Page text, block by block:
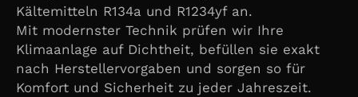
Kältemitteln R134a und R1234yf an.
Mit modernster Technik prüfen wir Ihre
Klimaanlage auf Dichtheit, befüllen sie exakt
nach Herstellervorgaben und sorgen so für
Komfort und Sicherheit zu jeder Jahreszeit.